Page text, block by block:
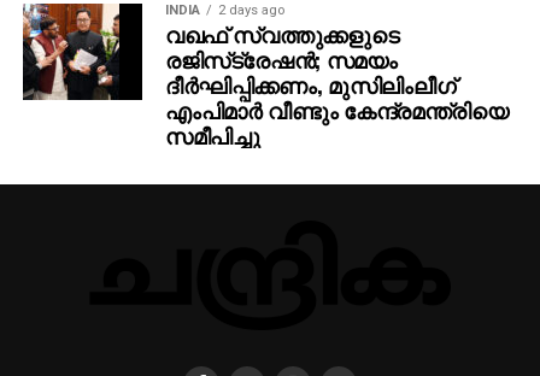
INDIA 2 days ago
വഖഫ് സ്വത്തുക്കളുടെ
രജിസ്‌ട്രേഷന്‍; സമയം
ദീര്‍ഘിപ്പിക്കണം, മുസിലിംലീഗ്
എംപിമാര്‍ വീണ്ടും കേന്ദ്രമന്ത്രിയെ
സമീപിച്ചു